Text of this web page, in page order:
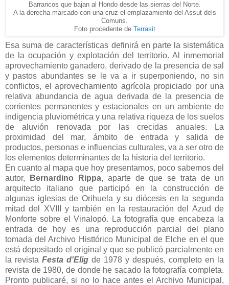
Barrancos que bajan al Hondo desde las sierras del Norte.
A la derecha marcado con una cruz el emplazamiento del Assut dels
Comuns.
Foto procedente de Terrasit
Esa suma de características definirá en parte la sistemática
de la ocupación y explotación del territorio. Al inmemorial
aprovechamiento ganadero, derivado de la presencia de sal
y pastos abundantes se le va a ir superponiendo, no sin
conflictos, el aprovechamiento agrícola propiciado por una
relativa abundancia de agua derivada de la presencia de
corrientes permanentes y estacionales en un ambiente de
indigencia pluviométrica y una relativa riqueza de los suelos
de aluvión renovada por las crecidas anuales. La
proximidad del mar, ámbito de entrada y salida de
productos, personas e influencias culturales, va a ser otro de
los elementos determinantes de la historia del territorio.
En cuanto al mapa que hoy presentamos, poco sabemos del
autor,
Bernardino Rippa, aparte de que se trata de un
arquitecto italiano que participó en la construcción de
algunas iglesias de Orihuela y su diócesis en la segunda
mitad del XVIII y también en la restauración del Azud de
Monforte sobre el Vinalopó. La fotografía que encabeza la
entrada de hoy es una reproducción parcial del plano
tomada del Archivo Histtórico Municipal de Elche en el que
está depositado el original y que se publicó parcialmente en
la revista Festa d'Elig de 1978 y después, completo en la
revista de 1980, de donde he sacado la fotografía completa.
Pronto publicaré, si no lo hace antes el Archivo Municipal,